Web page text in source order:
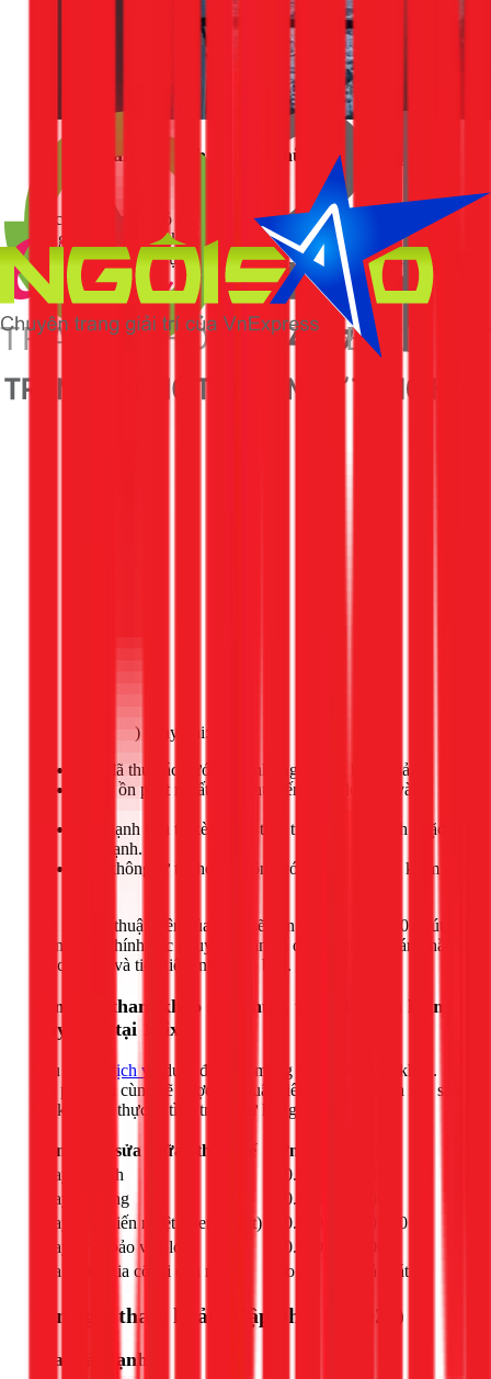
Khi nào cần gọi dịch vụ sửa chữa chuyên nghiệp
Việc tự ý tháo dỡ vỏ máy và can thiệp vào các linh kiện bên
trong như quạt, block, hay bo mạch là rất nguy hiểm nếu
không có đủ dụng cụ và chuyên môn. Hãy liên hệ với 1Fix
(Hotline:
) ngay khi:
Bạn đã thử các bước trên nhưng không hiệu quả.
Tiếng ồn phát ra rất lớn, như tiếng kim loại va vào
Máy lạnh kêu to kèm theo tình trạng không lạnh hoặc
kém lạnh.
Bạn không tự tin hoặc không có đủ dụng cụ để kiểm
Đội ngũ kỹ thuật viên của 1Fix sẽ đến tận nơi trong 30 phút,
chẩn đoán chính xác nguyên nhân và đưa ra phương án khắc
phục tối ưu và tiết kiệm nhất cho bạn.
Bảng giá tham khảo sửa chữa, thay thế linh kiện
máy lạnh tại 1Fix
Lưu ý: giá dịch vụ
dưới đây chỉ mang tính chất tham khảo.
Chi phí cuối cùng sẽ được kỹ thuật viên báo giá chính xác sau
khi kiểm tra thực tế tình trạng hư hỏng.
Hạng mục sửa chữa / thay thế
Đơn giá (VNĐ)
Thay sò lạnh
550.000 - 850.000
Thay sò nóng
550.000 - 850.000
Thay cảm biến nhiệt (thermostat)
750.000 - 1.050.000
Thay rờ le bảo vệ block
650.000 - 850.000
Sửa chữa, gia cố lại dàn nóng
Báo giá sau khảo sát
Bảng giá tham khảo (Cập nhật 03/2026)
Sửa máy lạnh